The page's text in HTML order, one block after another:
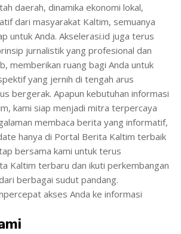
daerah, dinamika ekonomi lokal,
dari masyarakat Kaltim, semuanya
untuk Anda. Akselerasi.id juga terus
jurnalistik yang profesional dan
memberikan ruang bagi Anda untuk
yang jernih di tengah arus
bergerak. Apapun kebutuhan informasi
kami siap menjadi mitra terpercaya
membaca berita yang informatif,
hanya di Portal Berita Kaltim terbaik
bersama kami untuk terus
Kaltim terbaru dan ikuti perkembangan
berbagai sudut pandang.
akses Anda ke informasi